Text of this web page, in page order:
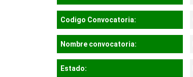
Codigo Convocatoria:
Nombre convocatoria:
Estado: